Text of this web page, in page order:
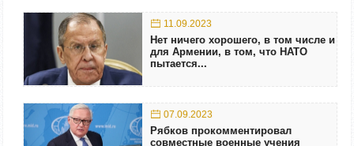
11.09.2023
Нет ничего хорошего, в том числе и
для Армении, в том, что НАТО
пытается...
07.09.2023
Рябков прокомментировал
совместные военные учения